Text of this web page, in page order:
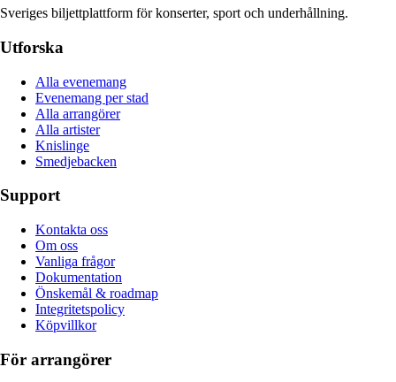
Sveriges biljettplattform för konserter, sport och underhållning.
Utforska
Alla evenemang
Evenemang per stad
Alla arrangörer
Alla artister
Knislinge
Smedjebacken
Support
Kontakta oss
Om oss
Vanliga frågor
Dokumentation
Önskemål & roadmap
Integritetspolicy
Köpvillkor
För arrangörer